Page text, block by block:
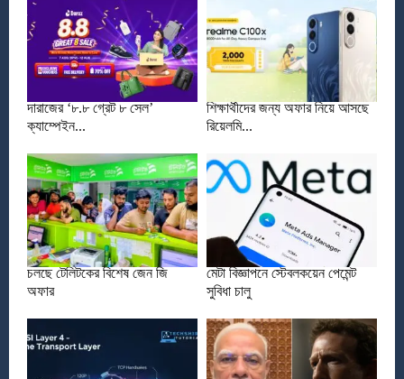
দারাজের ‘৮.৮ গ্রেট ৮ সেল’
ক্যাম্পেইন...
শিক্ষার্থীদের জন্য অফার নিয়ে আসছে
রিয়েলমি...
চলছে টেলিটকের বিশেষ জেন জি
অফার
মেটা বিজ্ঞাপনে স্টেবলকয়েন পেমেন্ট
সুবিধা চালু